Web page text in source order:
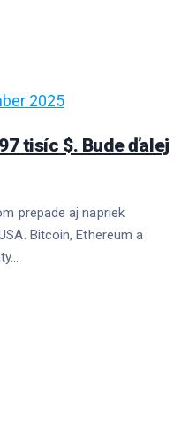
tisíc $. Bude ďalej
prepade aj napriek
Bitcoin, Ethereum a